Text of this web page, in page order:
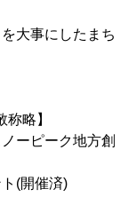
大事にしたまち
略】
ーピーク地方創
(開催済)